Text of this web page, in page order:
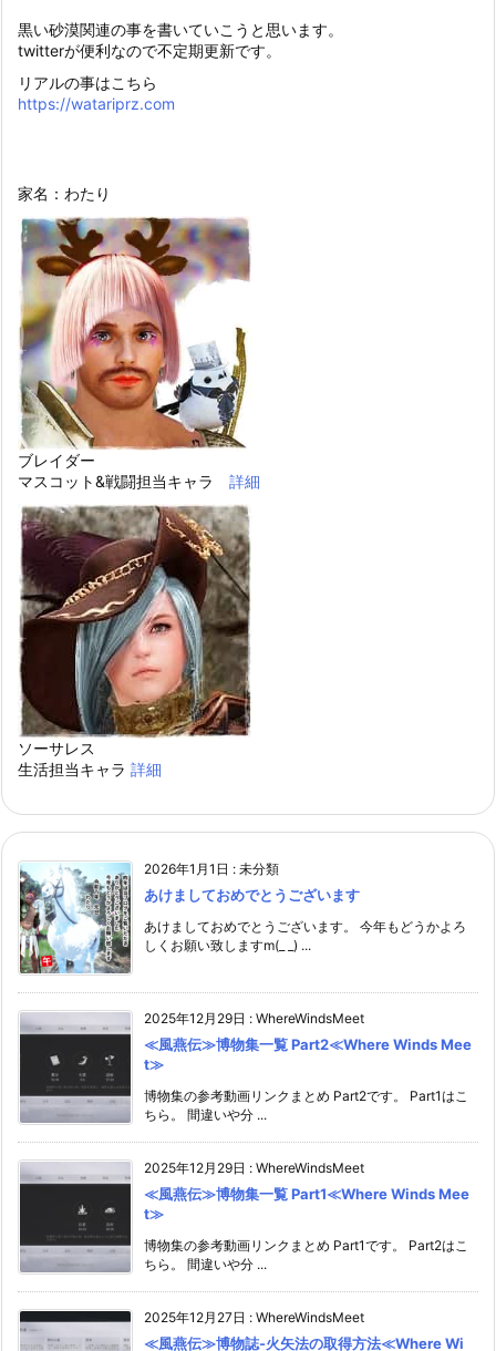
黒い砂漠関連の事を書いていこうと思います。
twitterが便利なので不定期更新です。
リアルの事はこちら
https://watariprz.com
家名：わたり
ブレイダー
マスコット&戦闘担当キャラ 詳細
ソーサレス
生活担当キャラ 詳細
2026年1月1日 : 未分類
あけましておめでとうございます
あけましておめでとうございます。 今年もどうかよろ
しくお願い致しますm(_ _) ...
2025年12月29日 : WhereWindsMeet
≪風燕伝≫博物集一覧 Part2≪Where Winds Mee
t≫
博物集の参考動画リンクまとめ Part2です。 Part1はこ
ちら。 間違いや分 ...
2025年12月29日 : WhereWindsMeet
≪風燕伝≫博物集一覧 Part1≪Where Winds Mee
t≫
博物集の参考動画リンクまとめ Part1です。 Part2はこ
ちら。 間違いや分 ...
2025年12月27日 : WhereWindsMeet
≪風燕伝≫博物誌-火矢法の取得方法≪Where Wi